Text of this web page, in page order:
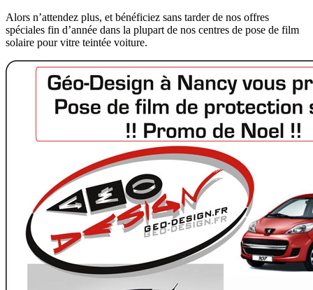
Alors n’attendez plus, et bénéficiez sans tarder de nos offres
spéciales fin d’année dans la plupart de nos centres de pose de film
solaire pour vitre teintée voiture.